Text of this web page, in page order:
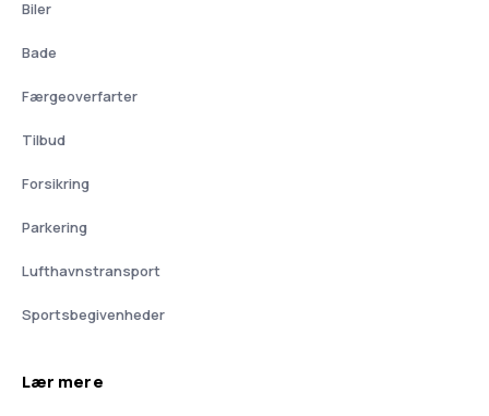
Biler
Bade
Færgeoverfarter
Tilbud
Forsikring
Parkering
Lufthavnstransport
Sportsbegivenheder
Lær mere